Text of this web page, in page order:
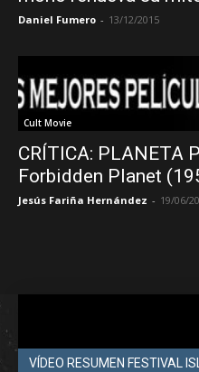
Daniel Fumero - 13/12/2015
Cult Movie
CRÍTICA: PLANETA
Forbidden Planet
Jesús Fariña Hernández - 19/06/
VÍDEO RESUMEN FESTIVAL